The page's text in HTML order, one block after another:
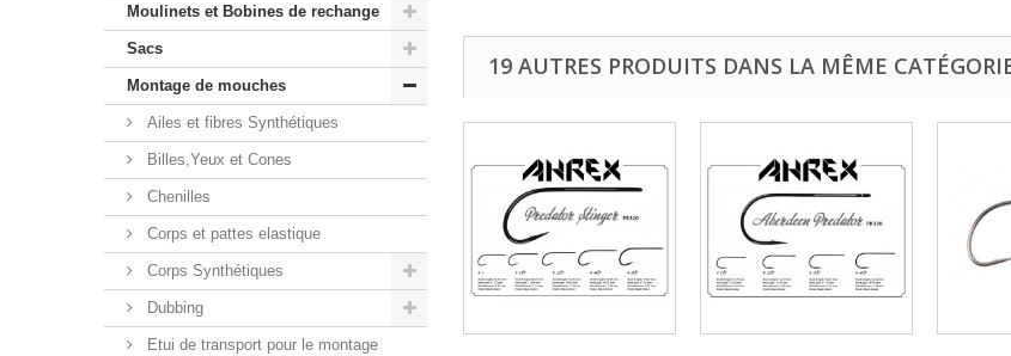
Moulinets et Bobines de rechange
Sacs
Montage de mouches
Ailes et fibres Synthétiques
Billes,Yeux et Cones
Chenilles
Corps et pattes elastique
Corps Synthétiques
Dubbing
Etui de transport pour le montage
19 AUTRES PRODUITS DANS LA MÊME